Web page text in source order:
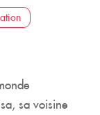
sa voisine